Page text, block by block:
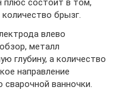
плюс состоит в том,
брызг.
влево
металл
глубину, а количество
направление
ванночки.